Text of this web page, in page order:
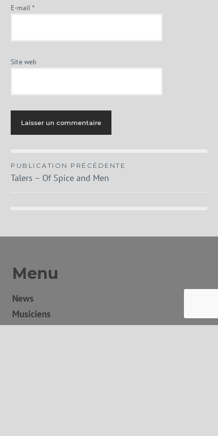
E-mail *
Site web
Navigation
de
PUBLICATION PRÉCÉDENTE
Talers – Of Spice and Men
Menu
News
Musiciens